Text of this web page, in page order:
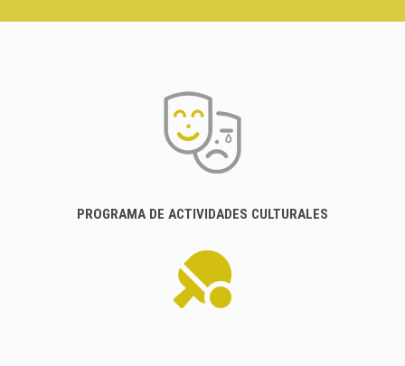
PROGRAMA DE ACTIVIDADES CULTURALES